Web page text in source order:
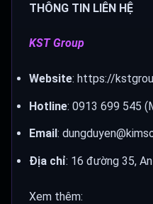
THÔNG TIN LIÊN HỆ
KST Group
Website: https://
Hotline: 0913 699 545
Email :
Địa chỉ: 16 đường 35,
Xem thêm: